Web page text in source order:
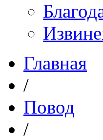
Главная
/
Повод
/